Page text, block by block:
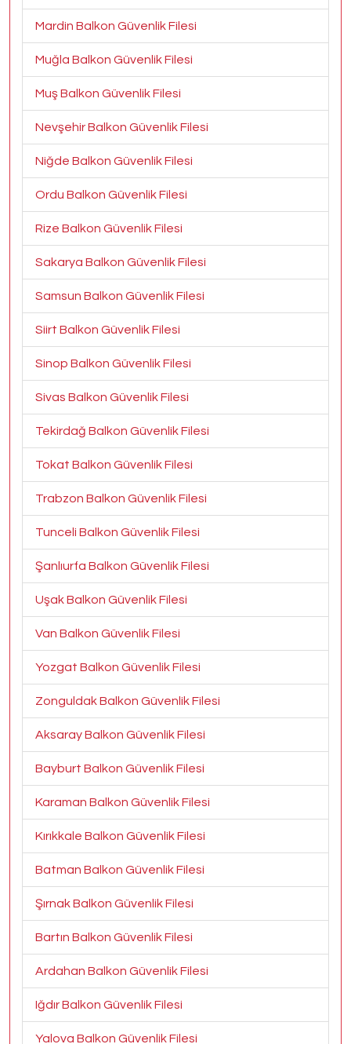
Mardin Balkon Güvenlik Filesi
Muğla Balkon Güvenlik Filesi
Muş Balkon Güvenlik Filesi
Nevşehir Balkon Güvenlik Filesi
Niğde Balkon Güvenlik Filesi
Ordu Balkon Güvenlik Filesi
Rize Balkon Güvenlik Filesi
Sakarya Balkon Güvenlik Filesi
Samsun Balkon Güvenlik Filesi
Siirt Balkon Güvenlik Filesi
Sinop Balkon Güvenlik Filesi
Sivas Balkon Güvenlik Filesi
Tekirdağ Balkon Güvenlik Filesi
Tokat Balkon Güvenlik Filesi
Trabzon Balkon Güvenlik Filesi
Tunceli Balkon Güvenlik Filesi
Şanlıurfa Balkon Güvenlik Filesi
Uşak Balkon Güvenlik Filesi
Van Balkon Güvenlik Filesi
Yozgat Balkon Güvenlik Filesi
Zonguldak Balkon Güvenlik Filesi
Aksaray Balkon Güvenlik Filesi
Bayburt Balkon Güvenlik Filesi
Karaman Balkon Güvenlik Filesi
Kırıkkale Balkon Güvenlik Filesi
Batman Balkon Güvenlik Filesi
Şırnak Balkon Güvenlik Filesi
Bartın Balkon Güvenlik Filesi
Ardahan Balkon Güvenlik Filesi
Iğdır Balkon Güvenlik Filesi
Yalova Balkon Güvenlik Filesi